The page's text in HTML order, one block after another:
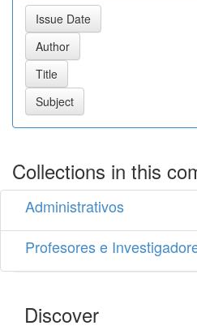
Collections in this
Administrativos
Profesores e
Discover